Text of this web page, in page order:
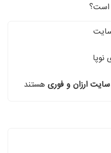
است؟
ارزان و فوری هستند